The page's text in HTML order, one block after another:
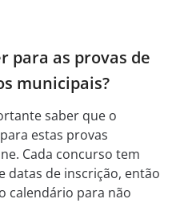
para as provas de
municipais?
saber que o
estas provas
Cada concurso tem
datas de inscrição, então
calendário para não